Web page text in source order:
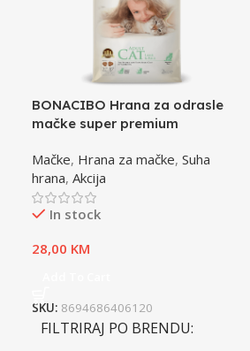
BONACIBO Hrana za odrasle
mačke super premium
Mačke, Hrana za mačke,Suha
hrana,Akcija
In stock
28,00 KM
SKU: 8694686406120
FILTRIRAJ PO BRENDU